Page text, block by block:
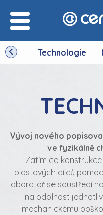
Technologie
Vývoj nového
ve fyzikálně
Zatím co
plastových dílců
laboratoř se soustředí
na odolnost
mechanickému